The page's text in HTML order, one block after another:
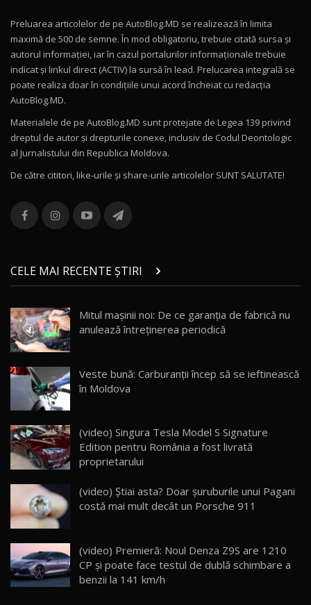
Mercedes-AMG E 53 HYBRID 4MATIC+ / Test
Drive AutoBlog.MD
16:27
11
Noul Volvo ES90 / Test Drive AutoBlog.MD
12
Noul MG HS / Test Drive AutoBlog.MD
16:48
13
combină aventura cu luxul / AutoBlog.MD
36:08
chinez care face lumea să se întoarcă după el
/ AutoBlog.MD
17:27
15 14:37
16
AutoBlogMD
13:10
17 20:06
30:08
AutoBlog.MD
23:36
20
Noul ZEEKR 7X / Test Drive AutoBlog.MD
Preluarea articolelor de pe AutoBlog.MD se realizează în limita
maximă de 500 de semne. În mod obligatoriu, trebuie citată sursa și
autorul informației, iar în cazul portalurilor informaționale trebuie
indicat și linkul direct (ACTIV) la sursă în lead. Prelucarea integrală se
poate realiza doar în condițiile unui acord încheiat cu redacţia
AutoBlog.MD.
Materialele de pe AutoBlog.MD sunt protejate de Legea 139 privind
dreptul de autor și drepturile conexe, inclusiv de Codul Deontologic
al Jurnalistului din Republica Moldova.
De către cititori, like-urile şi share-urile articolelor SUNT SALUTATE!
CELE MAI RECENTE ȘTIRI
Mitul mașinii noi: De ce garanția de fabrică nu
anulează întreținerea periodică
Veste bună: Carburanții încep să se ieftinească
în Moldova
(video) Singura Tesla Model S Signature
Edition pentru România a fost livrată
proprietarului
(video) Știai asta? Doar șuruburile unui Pagani
costă mai mult decât un Porsche 911
(video) Premieră: Noul Denza Z9S are 1210
CP și poate face testul de dublă schimbare a
benzii la 141 km/h